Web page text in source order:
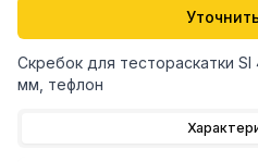
Скребок для тестораскатки SI
мм, тефлон